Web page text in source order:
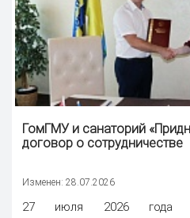
ГомГМУ и санаторий
договор о сотрудничестве
Изменен: 28.07.2026
27 июля 2026 года